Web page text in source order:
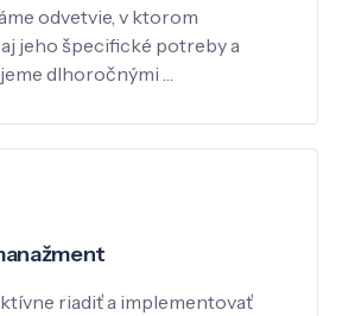
odvetvie, v ktorom
jeho špecifické potreby a
dlhoročnými …
riadiť a implementovať